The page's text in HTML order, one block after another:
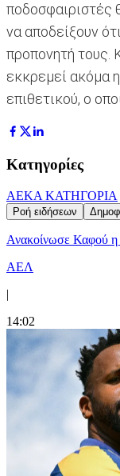
ποδοσφαιριστές
να αποδείξουν
προπονητή τους.
εκκρεμεί ακόμα
επιθετικού, ο
Κατηγορίες
ΑΕΚΑ ΚΑΤΗΓΟΡΙΑ
Ροή ειδήσεων
Ανακοίνωσε Καφού
ΑΕΛ
|
14:02